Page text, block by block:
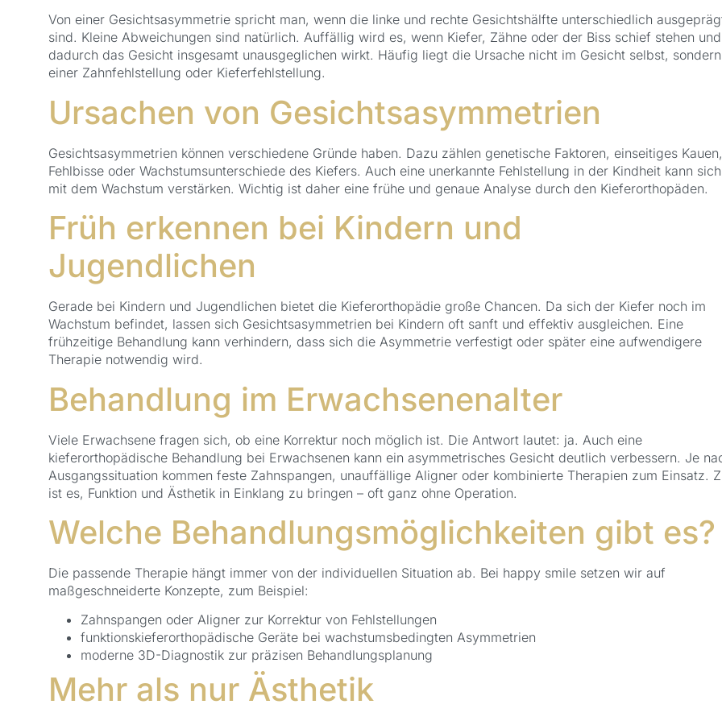
Von einer Gesichtsasymmetrie spricht man, wenn die linke und rechte Gesichtshälfte unterschiedlich
sind. Kleine Abweichungen sind natürlich. Auffällig wird es, wenn Kiefer, Zähne oder der Biss schief stehen und
dadurch das Gesicht insgesamt unausgeglichen wirkt. Häufig liegt die Ursache nicht im Gesicht selbst,
einer Zahnfehlstellung oder Kieferfehlstellung.
Ursachen von Gesichtsasymmetrien
Gesichtsasymmetrien können verschiedene Gründe haben. Dazu zählen genetische Faktoren, einseitiges Kauen,
Fehlbisse oder Wachstumsunterschiede des Kiefers. Auch eine unerkannte Fehlstellung in der Kindheit kann sich
mit dem Wachstum verstärken. Wichtig ist daher eine frühe und genaue Analyse durch den Kieferorthopäden.
Früh erkennen bei Kindern und
Jugendlichen
Gerade bei Kindern und Jugendlichen bietet die Kieferorthopädie große Chancen. Da sich der Kiefer noch im
Wachstum befindet, lassen sich Gesichtsasymmetrien bei Kindern oft sanft und effektiv ausgleichen. Eine
frühzeitige Behandlung kann verhindern, dass sich die Asymmetrie verfestigt oder später eine aufwendigere
Therapie notwendig wird.
Behandlung im Erwachsenenalter
Viele Erwachsene fragen sich, ob eine Korrektur noch möglich ist. Die Antwort lautet: ja. Auch eine
kieferorthopädische Behandlung bei Erwachsenen kann ein asymmetrisches Gesicht deutlich verbessern. Je
Ausgangssituation kommen feste Zahnspangen, unauffällige Aligner oder kombinierte Therapien zum Einsatz.
ist es, Funktion und Ästhetik in Einklang zu bringen – oft ganz ohne Operation.
Welche Behandlungsmöglichkeiten gibt es?
Die passende Therapie hängt immer von der individuellen Situation ab. Bei happy smile setzen wir auf
maßgeschneiderte Konzepte, zum Beispiel:
Zahnspangen oder Aligner zur Korrektur von Fehlstellungen
funktionskieferorthopädische Geräte bei wachstumsbedingten Asymmetrien
moderne 3D-Diagnostik zur präzisen Behandlungsplanung
Mehr als nur Ästhetik